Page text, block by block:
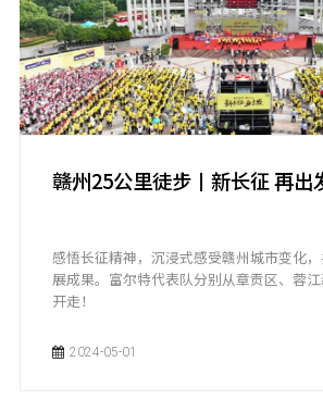
赣州25公里徒步丨新长征 再出
感悟长征精神，沉浸式感受赣州城市变化
展成果。富尔特代表队分别从章贡区、蓉
开走！
2024-05-01